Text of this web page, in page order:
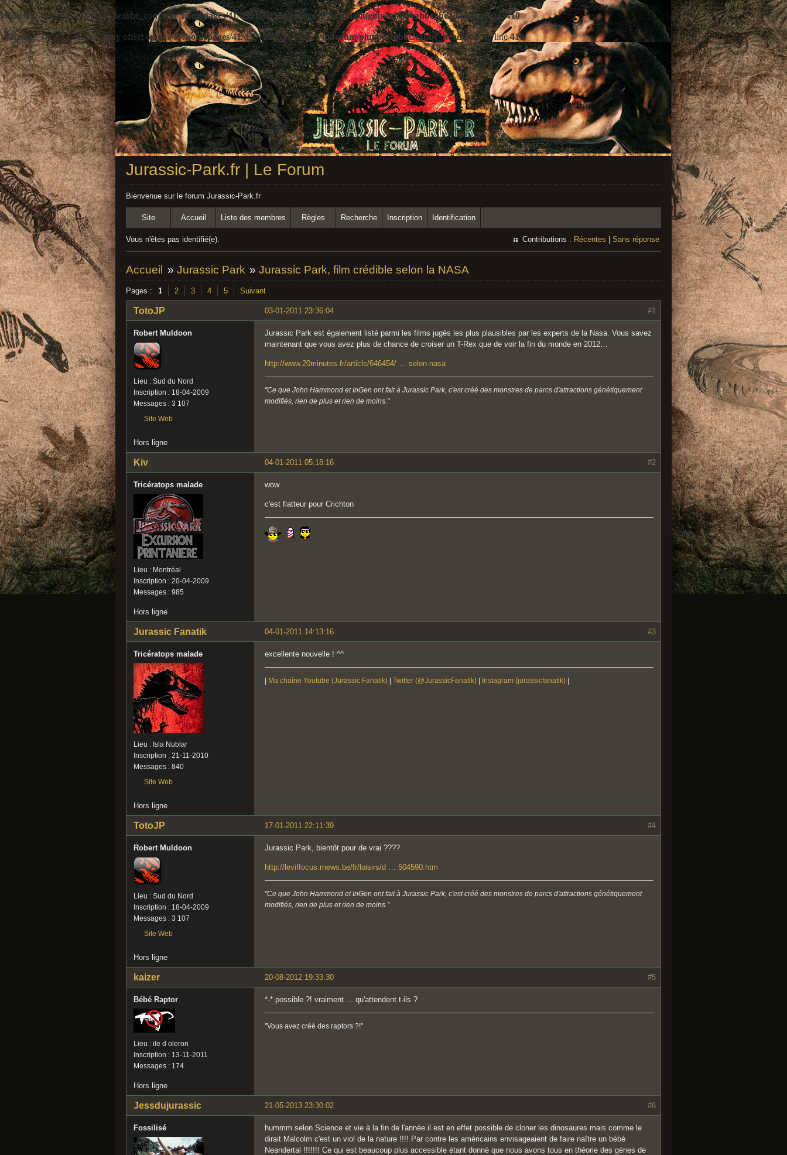
Warning: Undefined variable $ezbbc_config in/homepages/41/d391060533/htdocs/jp/forum/plugins/ezbbc/ezbbc_head.phpon line410
Warning: Trying to access array offset on null in/homepages/41/d391060533/htdocs/jp/forum/plugins/ezbbc/ezbbc_head.phpon line410
Jurassic-Park.fr | Le Forum
Bienvenue sur le forum Jurassic-Park.fr
Site Accueil Liste des membres Règles Recherche Inscription Identification
Vous n'êtes pas identifié(e). Contributions : Récentes Sans réponse
Accueil » Jurassic Park »Jurassic Park, film crédible selon la NASA
Pages : 1 2 3 4 5 Suivant
#1
03-01-2011 23:36:04
TotoJP
Robert Muldoon
Lieu : Sud du Nord
Inscription : 18-04-2009
Messages : 3 107
Site Web
Jurassic Park est également listé parmi les films jugés les plus plausibles par les experts de la Nasa. Vous savez
maintenant que vous avez plus de chance de croiser un T-Rex que de voir la fin du monde en 2012…
http://www.20minutes.fr/article/646454/ … selon-nasa
"Ce que John Hammond et InGen ont fait à Jurassic Park, c'est créé des monstres de parcs d'attractions génétiquement
modifiés, rien de plus et rien de moins."
Hors ligne
#2
04-01-2011 05:18:16
Kiv
Tricératops malade
Lieu : Montréal
Inscription : 20-04-2009
Messages : 985
wow
c'est flatteur pour Crichton
Hors ligne
#3
04-01-2011 14:13:16
Jurassic Fanatik
Tricératops malade
Lieu : Isla Nublar
Inscription : 21-11-2010
Messages : 840
Site Web
excellente nouvelle ! ^^
| Ma chaîne Youtube (Jurassic Fanatik) | Twitter (@JurassicFanatik) | Instagram (jurassicfanatik) |
Hors ligne
#4
17-01-2011 22:11:39
TotoJP
Robert Muldoon
Lieu : Sud du Nord
Inscription : 18-04-2009
Messages : 3 107
Site Web
Jurassic Park, bientôt pour de vrai ????
http://leviffocus.rnews.be/fr/loisirs/d … 504590.htm
"Ce que John Hammond et InGen ont fait à Jurassic Park, c'est créé des monstres de parcs d'attractions génétiquement
modifiés, rien de plus et rien de moins."
Hors ligne
#5
20-08-2012 19:33:30
kaizer
Bébé Raptor
Lieu : ile d oleron
Inscription : 13-11-2011
Messages : 174
*-* possible ?! vraiment ... qu'attendent t-ils ?
"Vous avez créé des raptors ?!"
Hors ligne
#6
21-05-2013 23:30:02
Jessdujurassic
Fossilisé
hummm selon Science et vie à la fin de l'année il est en effet possible de cloner les dinosaures mais comme le
dirait Malcolm c'est un viol de la nature !!!! Par contre les américains envisageaient de faire naître un bébé
Neandertal !!!!!!! Ce qui est beaucoup plus accessible étant donné que nous avons tous en théorie des gènes de